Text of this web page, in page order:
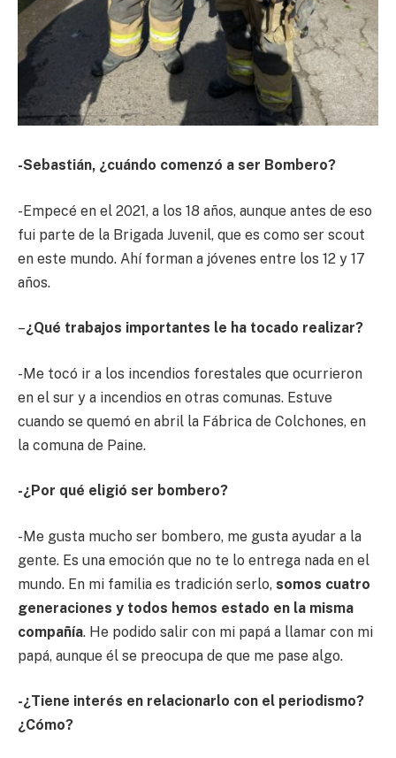
-Sebastián, ¿cuándo comenzó a ser Bombero?
-Empecé en el 2021, a los 18 años, aunque antes de eso
fui parte de la Brigada Juvenil, que es como ser scout
en este mundo. Ahí forman a jóvenes entre los 12 y 17
años.
–¿Qué trabajos importantes le ha tocado realizar?
-Me tocó ir a los incendios forestales que ocurrieron
en el sur y a incendios en otras comunas. Estuve
cuando se quemó en abril la Fábrica de Colchones, en
la comuna de Paine.
-¿Por qué eligió ser bombero?
-Me gusta mucho ser bombero, me gusta ayudar a la
gente. Es una emoción que no te lo entrega nada en el
mundo. En mi familia es tradición serlo, somos cuatro
generaciones y todos hemos estado en la misma
compañía. He podido salir con mi papá a llamar con mi
papá, aunque él se preocupa de que me pase algo.
-¿Tiene interés en relacionarlo con el periodismo?
¿Cómo?